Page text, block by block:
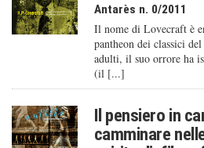
Antarès n. 0/2011
Il nome di Lovecraft è
pantheon dei classici
adulti, il suo orrore ha
(il [...]
Il pensiero in
camminare